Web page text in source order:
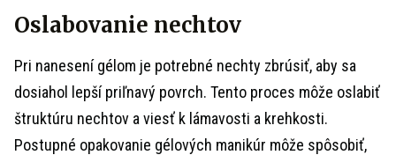
Oslabovanie nechtov
Pri nanesení gélom je potrebné nechty zbrúsiť, aby sa
dosiahol lepší priľnavý povrch. Tento proces môže oslabiť
štruktúru nechtov a viesť k lámavosti a krehkosti.
Postupné opakovanie gélových manikúr môže spôsobiť,